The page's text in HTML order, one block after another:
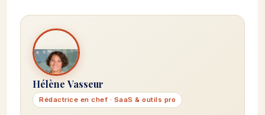
Hélène Vasseur
Rédactrice en chef · SaaS & outils pro